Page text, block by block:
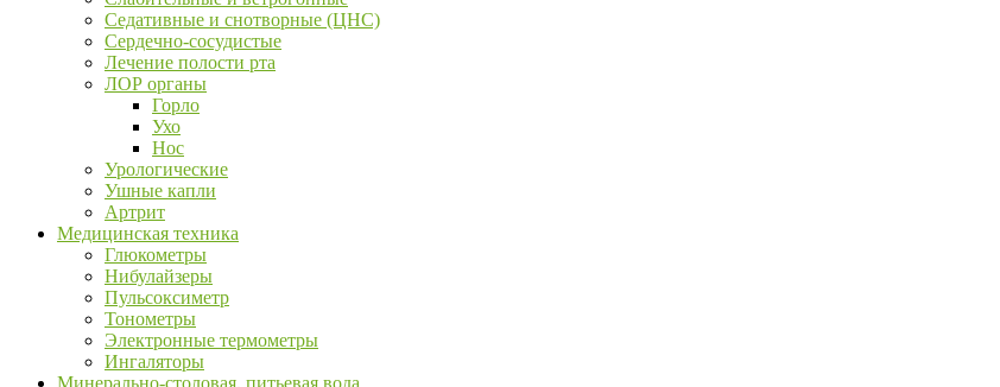
Седативные и снотворные (ЦНС)
Сердечно-сосудистые
Лечение полости рта
ЛОР органы
Горло
Ухо
Нос
Урологические
Ушные капли
Артрит
Медицинская техника
Глюкометры
Нибулайзеры
Пульсоксиметр
Тонометры
Электронные термометры
Ингаляторы